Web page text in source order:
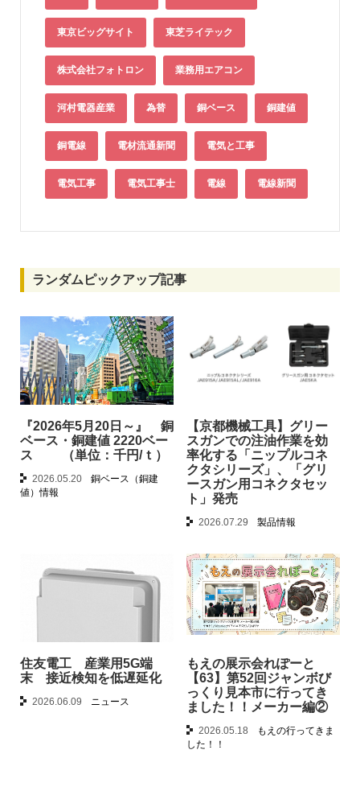
東京ビッグサイト 東芝ライテック
株式会社フォトロン 業務用エアコン
河村電器産業 為替 銅ベース 銅建値
銅電線 電材流通新聞 電気と工事
電気工事 電気工事士 電線 電線新聞
ランダムピックアップ記事
『2026年5月20日～』 銅
ベース・銅建値 2220ベー
ス （単位：千円/ｔ）
2026.05.20
銅ベース（銅建
値）情報
【京都機械工具】グリー
スガンでの注油作業を効
率化する「ニップルコネ
クタシリーズ」、「グリ
ースガン用コネクタセッ
ト」発売
2026.07.29 製品情報
住友電工 産業用5G端
末 接近検知を低遅延化
2026.06.09 ニュース
もえの展示会れぽーと
【63】第52回ジャンボび
っくり見本市に行ってき
ました！！メーカー編②
2026.05.18
もえの行ってきま
した！！